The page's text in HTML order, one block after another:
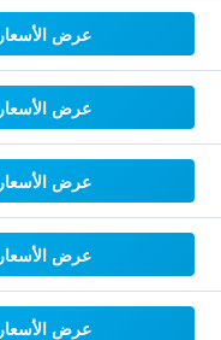
عرض الأسعار
عرض الأسعار
عرض الأسعار
عرض الأسعار
عرض الأسعار